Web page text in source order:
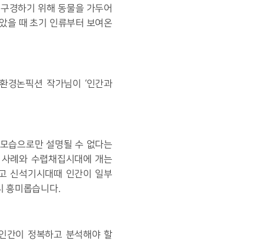
경하기 위해 동물을 가두어
을 때 초기 인류부터 보여온
논픽션 작가님이 ‘인간과
습으로만 설명될 수 없다는
례와 수렵채집시대에 개는
신석기시대때 인간이 일부
흥미롭습니다.
간이 정복하고 분석해야 할